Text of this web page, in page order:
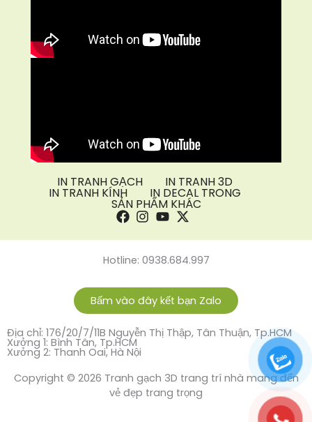
IN TRANH GẠCH IN TRANH 3D
IN TRANH KÍNH IN DECAL TRONG
SẢN PHẨM KHÁC
Hotline: 0938.684.997
Bấm vào đây kết bạn Zalo
Địa chỉ: 176/20/7/11B Nguyễn Thị Thập, Tân Thuận, Tp.HCM
Xưởng 1: Bình Tân, Tp.HCM
Xưởng 2: Thanh Oai, Hà Nội
Copyright © 2026 Tranh gạch 3D trang trí nhà mang đến
vẻ đẹp trang trọng